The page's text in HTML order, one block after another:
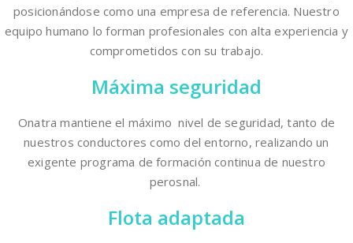
posicionándose como una empresa de referencia. Nuestro
equipo humano lo forman profesionales con alta experiencia y
comprometidos con su trabajo.
Máxima seguridad
Onatra mantiene el máximo nivel de seguridad, tanto de
nuestros conductores como del entorno, realizando un
exigente programa de formación continua de nuestro
perosnal.
Flota adaptada